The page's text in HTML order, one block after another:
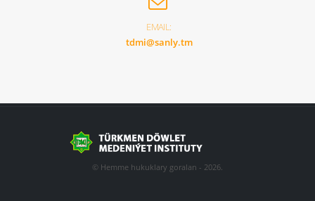
EMAIL:
tdmi@sanly.tm
© Hemme hukuklary goralan - 2026.